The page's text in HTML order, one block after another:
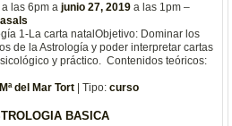
a las 6pm a junio 27, 2019 a las 1pm –
1-La carta natal ​Objetivo: Dominar los
de la Astrología y poder interpretar cartas
y práctico. Contenidos teóricos:
Mª del Mar Tort | Tipo: curso
BASICA